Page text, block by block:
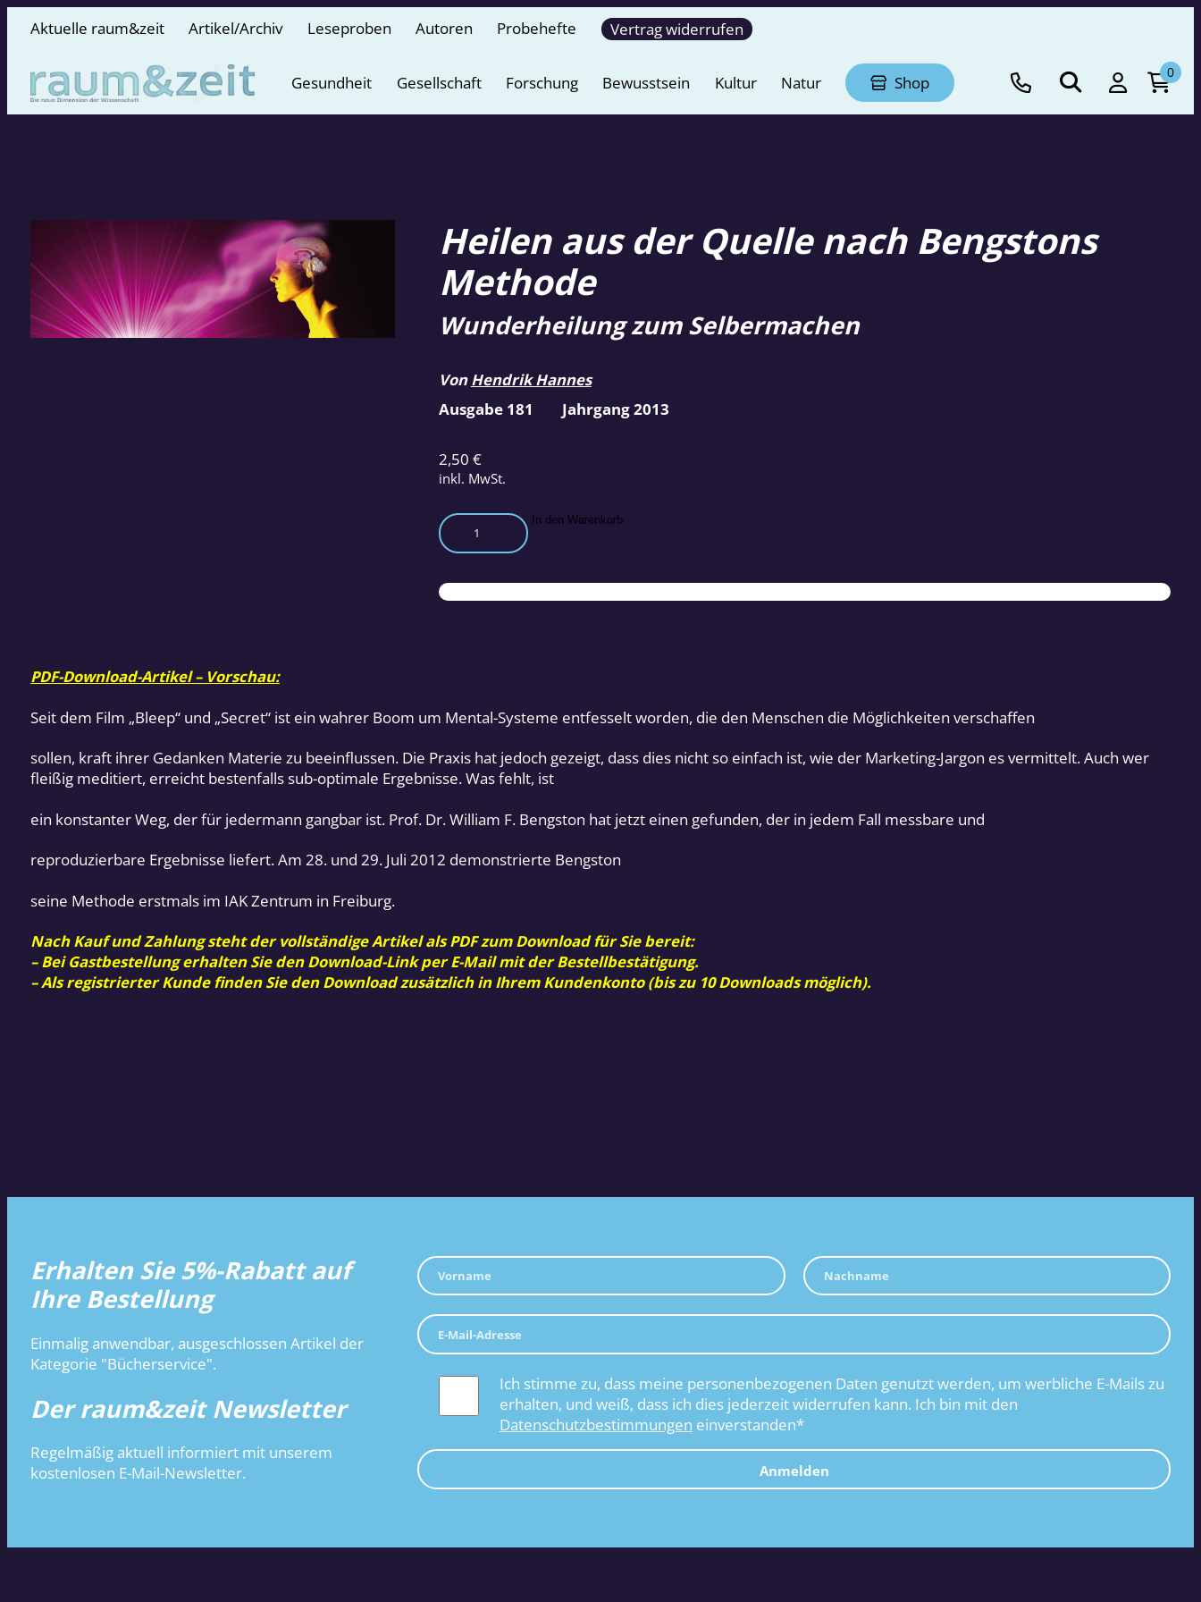
Aktuelle raum&zeit Artikel/Archiv Leseproben Autoren Probehefte Vertrag widerrufen
Gesundheit Gesellschaft Forschung Bewusstsein Kultur Natur Shop
0
Heilen aus der Quelle nach Bengstons
Methode
2,50 €
inkl. MwSt.
Wunderheilung zum Selbermachen
VonHendrik Hannes
Heilen
aus
Quelle
nach
In den Warenkorb
Ausgabe 181 Jahrgang 2013
PDF-Download-Artikel – Vorschau:
Seit dem Film „Bleep“ und „Secret“ ist ein wahrer Boom um Mental-Systeme entfesselt worden, die den Menschen die Möglichkeiten verschaffen
sollen, kraft ihrer Gedanken Materie zu beeinflussen. Die Praxis hat jedoch gezeigt, dass dies nicht so einfach ist, wie der Marketing-Jargon es vermittelt. Auch wer
fleißig meditiert, erreicht bestenfalls sub-optimale Ergebnisse. Was fehlt, ist
ein konstanter Weg, der für jedermann gangbar ist. Prof. Dr. William F. Bengston hat jetzt einen gefunden, der in jedem Fall messbare und
reproduzierbare Ergebnisse liefert. Am 28. und 29. Juli 2012 demonstrierte Bengston
seine Methode erstmals im IAK Zentrum in Freiburg.
Nach Kauf und Zahlung steht der vollständige Artikel als PDF zum Download für Sie bereit:
– Bei Gastbestellung erhalten Sie den Download-Link per E-Mail mit der Bestellbestätigung.
– Als registrierter Kunde finden Sie den Download zusätzlich in Ihrem Kundenkonto (bis zu 10 Downloads möglich).
Erhalten Sie 5%-Rabatt auf
Ihre Bestellung
Einmalig anwendbar, ausgeschlossen Artikel der
Kategorie "Bücherservice".
Der raum&zeit Newsletter
Regelmäßig aktuell informiert mit unserem
kostenlosen E-Mail-Newsletter.
Ich stimme zu, dass meine personenbezogenen Daten genutzt werden, um werbliche E-Mails zu
erhalten, und weiß, dass ich dies jederzeit widerrufen kann. Ich bin mit den
Datenschutzbestimmungen einverstanden*
Anmelden